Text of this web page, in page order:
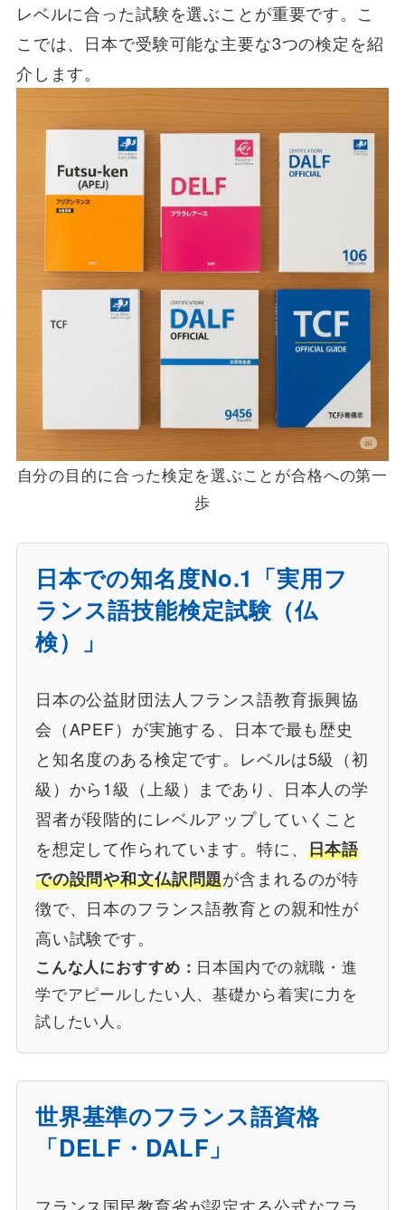
レベルに合った試験を選ぶことが重要です。こ
こでは、日本で受験可能な主要な3つの検定を紹
介します。
自分の目的に合った検定を選ぶことが合格への第一
歩
日本での知名度No.1「実用フ
ランス語技能検定試験（仏
検）」
日本の公益財団法人フランス語教育振興協
会（APEF）が実施する、日本で最も歴史
と知名度のある検定です。レベルは5級（初
級）から1級（上級）まであり、日本人の学
習者が段階的にレベルアップしていくこと
を想定して作られています。特に、 日本語
での設問や和文仏訳問題が含まれるのが特
徴で、日本のフランス語教育との親和性が
高い試験です。
こんな人におすすめ： 日本国内での就職・進
学でアピールしたい人、基礎から着実に力を
試したい人。
世界基準のフランス語資格
「DELF・DALF」